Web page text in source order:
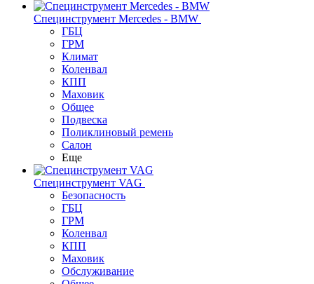
Специнструмент Mercedes - BMW
ГБЦ
ГРМ
Климат
Коленвал
КПП
Маховик
Общее
Подвеска
Поликлиновый ремень
Салон
Еще
Специнструмент VAG
Безопасность
ГБЦ
ГРМ
Коленвал
КПП
Маховик
Обслуживание